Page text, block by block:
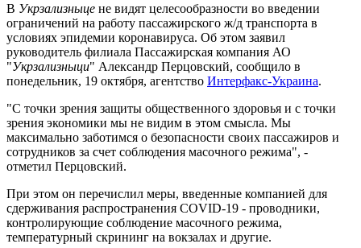
В Укрзализныце не видят целесообразности во введении
ограничений на работу пассажирского ж/д транспорта в
условиях эпидемии коронавируса. Об этом заявил
руководитель филиала Пассажирская компания АО
"Укрзализныци" Александр Перцовский, сообщило в
понедельник, 19 октября, агентство Интерфакс-Украина.
"С точки зрения защиты общественного здоровья и с точки
зрения экономики мы не видим в этом смысла. Мы
максимально заботимся о безопасности своих пассажиров и
сотрудников за счет соблюдения масочного режима", -
отметил Перцовский.
При этом он перечислил меры, введенные компанией для
сдерживания распространения COVID-19 - проводники,
контролирующие соблюдение масочного режима,
температурный скрининг на вокзалах и другие.